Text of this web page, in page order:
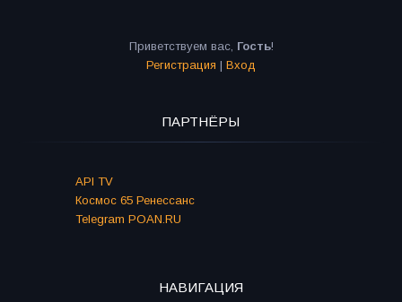
Приветствуем вас, Гость!
Регистрация | Вход
ПАРТНЁРЫ
API TV
Космос 65 Ренессанс
Telegram POAN.RU
НАВИГАЦИЯ